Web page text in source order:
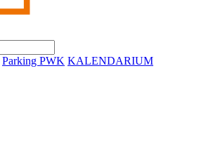
Parking PWK KALENDARIUM